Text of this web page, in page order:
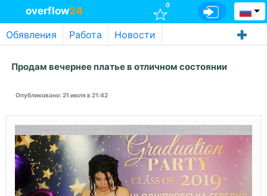
overflow24 0
Обявления Работа Новости
Продам вечернее платье в отличном состоянии
Опубликовано: 21 июля в 21:42